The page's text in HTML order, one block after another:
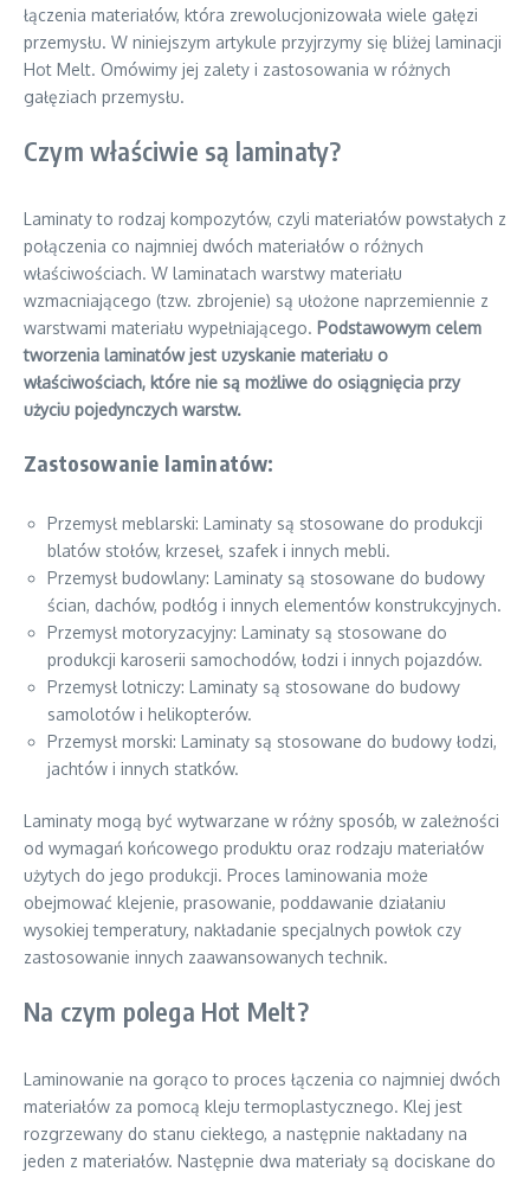
łączenia materiałów, która zrewolucjonizowała wiele gałęzi
przemysłu. W niniejszym artykule przyjrzymy się bliżej laminacji
Hot Melt. Omówimy jej zalety i zastosowania w różnych
gałęziach przemysłu.
Czym właściwie są laminaty?
Laminaty to rodzaj kompozytów, czyli materiałów powstałych z
połączenia co najmniej dwóch materiałów o różnych
właściwościach. W laminatach warstwy materiału
wzmacniającego (tzw. zbrojenie) są ułożone naprzemiennie z
warstwami materiału wypełniającego. Podstawowym celem
tworzenia laminatów jest uzyskanie materiału o
właściwościach, które nie są możliwe do osiągnięcia przy
użyciu pojedynczych warstw.
Zastosowanie laminatów:
Przemysł meblarski: Laminaty są stosowane do produkcji
blatów stołów, krzeseł, szafek i innych mebli.
Przemysł budowlany: Laminaty są stosowane do budowy
ścian, dachów, podłóg i innych elementów konstrukcyjnych.
Przemysł motoryzacyjny: Laminaty są stosowane do
produkcji karoserii samochodów, łodzi i innych pojazdów.
Przemysł lotniczy: Laminaty są stosowane do budowy
samolotów i helikopterów.
Przemysł morski: Laminaty są stosowane do budowy łodzi,
jachtów i innych statków.
Laminaty mogą być wytwarzane w różny sposób, w zależności
od wymagań końcowego produktu oraz rodzaju materiałów
użytych do jego produkcji. Proces laminowania może
obejmować klejenie, prasowanie, poddawanie działaniu
wysokiej temperatury, nakładanie specjalnych powłok czy
zastosowanie innych zaawansowanych technik.
Na czym polega Hot Melt?
Laminowanie na gorąco to proces łączenia co najmniej dwóch
materiałów za pomocą kleju termoplastycznego. Klej jest
rozgrzewany do stanu ciekłego, a następnie nakładany na
jeden z materiałów. Następnie dwa materiały są dociskane do